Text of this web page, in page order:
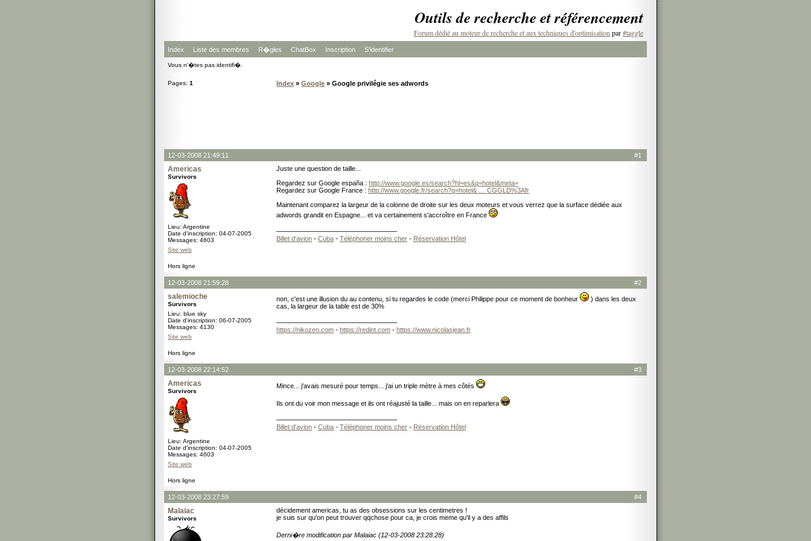
Outils de recherche et référencement
Forum dédié au moteur de recherche et aux techniques d'optimisation par#taggle
Index Liste des membres R�gles ChatBox Inscription S'identifier
Vous n'�tes pas identifi�.
Pages: 1 Index » Google » Google privilégie ses adwords
#1
12-03-2008 21:49:11
Americas
Survivors
Lieu: Argentine
Date d'inscription: 04-07-2005
Messages: 4603
Site web
Juste une question de taille...
Regardez sur Google españa : http://www.google.es/search?hl=es&q=hotel&meta=
Regardez sur Google France : http://www.google.fr/search?q=hotel& … CGGLD%3Afr
Maintenant comparez la largeur de la colonne de droite sur les deux moteurs et vous verrez que la surface dédiée aux
adwords grandit en Espagne... et va certainement s'accroître en France
Billet d'avion - Cuba - Téléphoner moins cher - Réservation Hôtel
Hors ligne
#2
12-03-2008 21:59:28
salemioche
Survivors
Lieu: blue sky
Date d'inscription: 06-07-2005
Messages: 4130
Site web
non, c'est une illusion du au contenu, si tu regardes le code (merci Philippe pour ce moment de bonheur
) dans les deux
cas, la largeur de la table est de 30%
https://nikozen.com - https://redint.com - https://www.nicolasjean.fr
Hors ligne
#3
12-03-2008 22:14:52
Americas
Survivors
Lieu: Argentine
Date d'inscription: 04-07-2005
Messages: 4603
Site web
Mince... j'avais mesuré pour temps... j'ai un triple mètre à mes côtés
Ils ont du voir mon message et ils ont réajusté la taille... mais on en reparlera
Billet d'avion - Cuba - Téléphoner moins cher - Réservation Hôtel
Hors ligne
#4
12-03-2008 23:27:59
Malaiac
Survivors
décidement americas, tu as des obsessions sur les centimetres !
je suis sur qu'on peut trouver qqchose pour ca, je crois meme qu'il y a des affils
Derni�re modification par Malaiac (12-03-2008 23:28:28)